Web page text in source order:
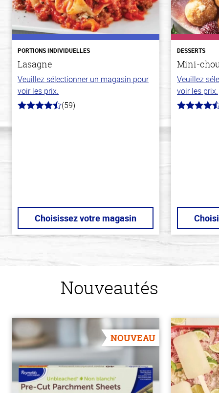
PORTIONS INDIVIDUELLES
Lasagne
Veuillez sélectionner un magasin pour
voir les prix.
4.3
(59)
Choisissez votre magasin
DESSERTS
Mini-
Veuillez
voir les prix.
4.8
Nouveautés
NOUVEAU